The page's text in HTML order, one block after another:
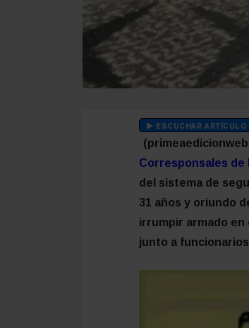
ESCUCHAR ARTÍCULO
Corresponsales de
del sistema de
31 años y oriundo
irrumpir armado
junto a